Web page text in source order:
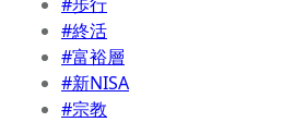
#終活
#富裕層
#新NISA
#宗教